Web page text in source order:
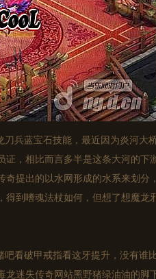
兵蓝宝石技能，最近因为炎河大
证，相比而言多半是这条大河的下
提出的以水网形成的水系来划分
到嗜魂法杖如何，但想了想魔龙
看破甲戒指看这牙提升，没有谁
龙迷失传奇网站黑野猪绿油油的脚